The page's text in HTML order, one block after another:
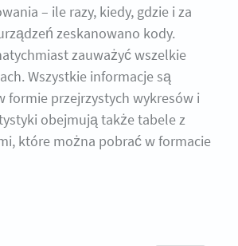
– ile razy, kiedy, gdzie i za
zeskanowano kody.
zauważyć wszelkie
Wszystkie informacje są
formie przejrzystych wykresów i
obejmują także tabele z
które można pobrać w formacie